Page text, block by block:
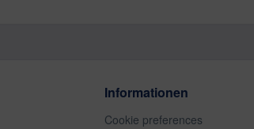
Informationen
Cookie preferences